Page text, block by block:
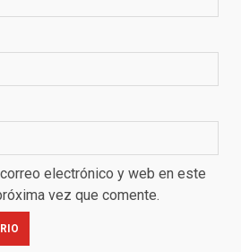
electrónico y web en este
vez que comente.